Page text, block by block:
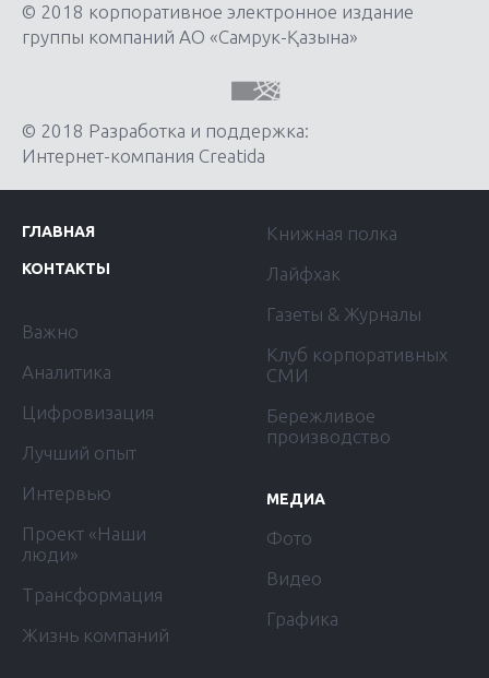
© 2018 корпоративное электронное издание
группы компаний АО «Самрук-Қазына»
© 2018 Разработка и поддержка:
Интернет-компания Creatida
ГЛАВНАЯ
КОНТАКТЫ
Важно
Аналитика
Цифровизация
Лучший опыт
Интервью
Проект «Наши
люди»
Трансформация
Жизнь компаний
Книжная полка
Лайфхак
Газеты & Журналы
Клуб корпоративных
СМИ
Бережливое
производство
МЕДИА
Фото
Видео
Графика